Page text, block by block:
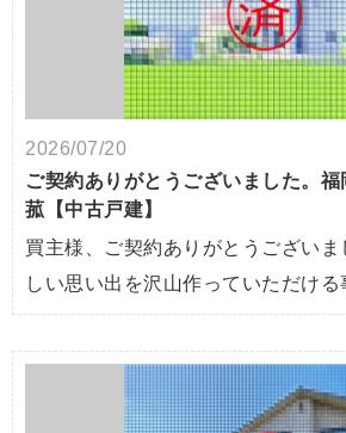
2026/07/20
ご契約ありがとうございました。
菰【中古戸建】
買主様、ご契約ありがとうござい
しい思い出を沢山作っていただけ